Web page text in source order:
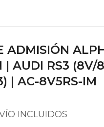
ADMISIÓN
| AUDI RS3 (8V/
| AC-8V5RS-IM
INCLUIDOS